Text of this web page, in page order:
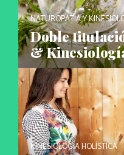
NATUROPATÍA Y
Doble
&
KINESIOLOGÍA HOLÍSTICA